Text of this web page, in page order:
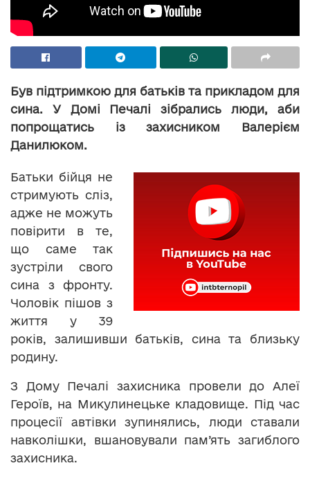
Був підтримкою для батьків та прикладом для
сина. У Домі Печалі зібрались люди, аби
попрощатись із захисником Валерієм
Данилюком.
Батьки бійця не
стримують сліз,
адже не можуть
повірити в те,
що саме так
зустріли свого
сина з фронту.
Чоловік пішов з
життя у 39
років, залишивши батьків, сина та близьку
родину.
З Дому Печалі захисника провели до Алеї
Героїв, на Микулинецьке кладовище. Під час
процесії автівки зупинялись, люди ставали
навколішки, вшановували пам’ять загиблого
захисника.